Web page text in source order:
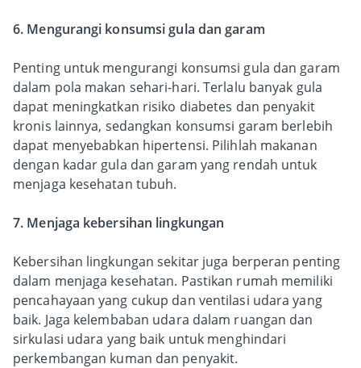
6. Mengurangi konsumsi gula dan garam
Penting untuk mengurangi konsumsi gula dan garam
dalam pola makan sehari-hari. Terlalu banyak gula
dapat meningkatkan risiko diabetes dan penyakit
kronis lainnya, sedangkan konsumsi garam berlebih
dapat menyebabkan hipertensi. Pilihlah makanan
dengan kadar gula dan garam yang rendah untuk
menjaga kesehatan tubuh.
7. Menjaga kebersihan lingkungan
Kebersihan lingkungan sekitar juga berperan penting
dalam menjaga kesehatan. Pastikan rumah memiliki
pencahayaan yang cukup dan ventilasi udara yang
baik. Jaga kelembaban udara dalam ruangan dan
sirkulasi udara yang baik untuk menghindari
perkembangan kuman dan penyakit.